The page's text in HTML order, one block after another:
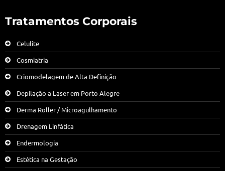
Tratamentos Corporais
Celulite
Cosmiatria
Criomodelagem de Alta Definição
Depilação a Laser em Porto Alegre
Derma Roller / Microagulhamento
Drenagem Linfática
Endermologia
Estética na Gestação